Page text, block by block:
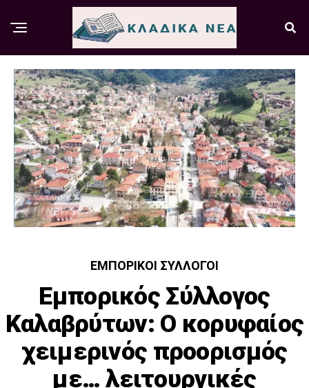
ΕΜΠΟΡΙΚΟΊ ΣΎΛΛΟΓΟΙ
Εμπορικός Σύλλογος
Καλαβρύτων: Ο κορυφαίος
χειμερινός προορισμός
με… λειτουργικές